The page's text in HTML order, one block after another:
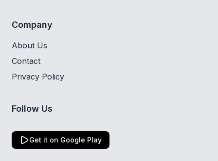
Company
About Us
Contact
Privacy Policy
Follow Us
Get it on Google Play